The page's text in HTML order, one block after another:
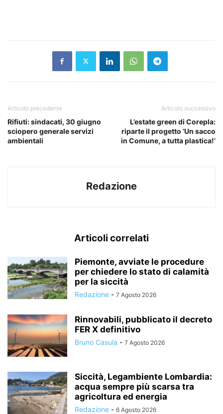
Articolo precedente
Rifiuti: sindacati, 30 giugno
sciopero generale servizi
ambientali
Articolo successivo
L’estate green di Corepla:
riparte il progetto ‘Un sacco
in Comune, a tutta plastica!’
Redazione
Articoli correlati
Piemonte, avviate le procedure
per chiedere lo stato di calamità
per la siccità
Redazione - 7 Agosto 2026
Rinnovabili, pubblicato il decreto
FER X definitivo
Bruno Casula - 7 Agosto 2026
Siccità, Legambiente Lombardia:
acqua sempre più scarsa tra
agricoltura ed energia
Redazione - 6 Agosto 2026